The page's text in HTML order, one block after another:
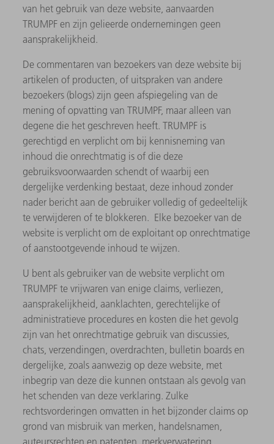
van het gebruik van deze website, aanvaarden
TRUMPF en zijn gelieerde ondernemingen geen
aansprakelijkheid.
De commentaren van bezoekers van deze website bij
artikelen of producten, of uitspraken van andere
bezoekers (blogs) zijn geen afspiegeling van de
mening of opvatting van TRUMPF, maar alleen van
degene die het geschreven heeft. TRUMPF is
gerechtigd en verplicht om bij kennisneming van
inhoud die onrechtmatig is of die deze
gebruiksvoorwaarden schendt of waarbij een
dergelijke verdenking bestaat, deze inhoud zonder
nader bericht aan de gebruiker volledig of gedeeltelijk
te verwijderen of te blokkeren. Elke bezoeker van de
website is verplicht om de exploitant op onrechtmatige
of aanstootgevende inhoud te wijzen.
U bent als gebruiker van de website verplicht om
TRUMPF te vrijwaren van enige claims, verliezen,
aansprakelijkheid, aanklachten, gerechtelijke of
administratieve procedures en kosten die het gevolg
zijn van het onrechtmatige gebruik van discussies,
chats, verzendingen, overdrachten, bulletin boards en
dergelijke, zoals aanwezig op deze website, met
inbegrip van deze die kunnen ontstaan als gevolg van
het schenden van deze verklaring. Zulke
rechtsvorderingen omvatten in het bijzonder claims op
grond van misbruik van merken, handelsnamen,
auteursrechten en patenten, merkverwatering,